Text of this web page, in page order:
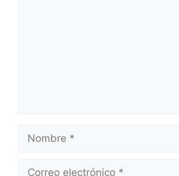
Nombre
Correo